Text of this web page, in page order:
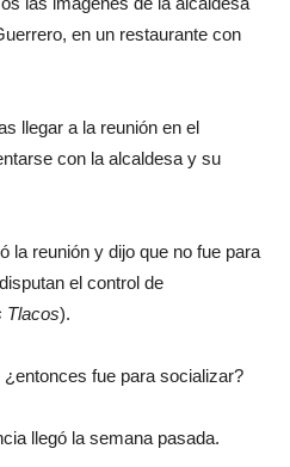
en un restaurante con
llegar a la reunión en el
con la alcaldesa y su
la reunión y dijo que no fue para
el control de
Tlacos).
fue para socializar?
llegó la semana pasada.